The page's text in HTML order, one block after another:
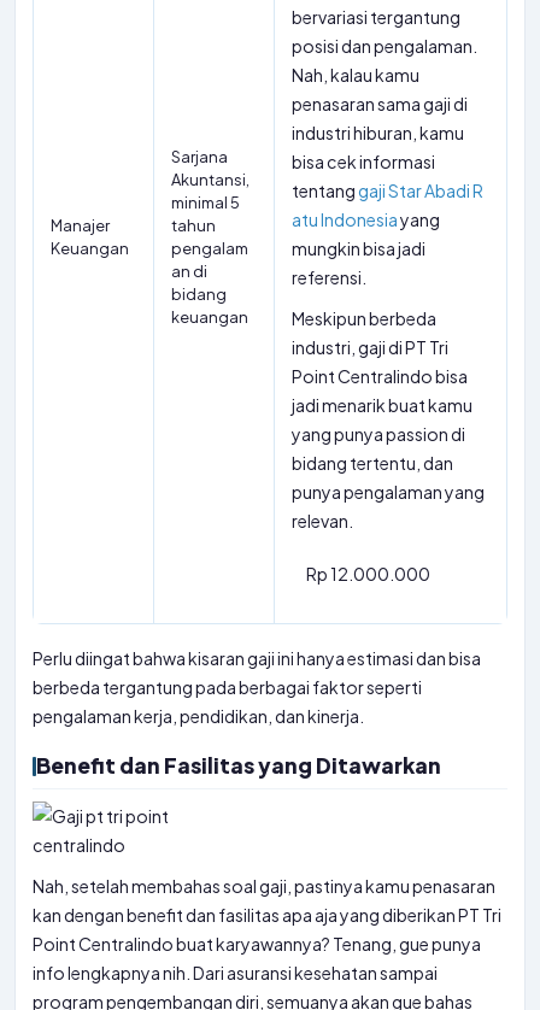
Manajer
Keuangan
Sarjana
Akuntansi,
minimal 5
tahun
pengalam
an di
bidang
keuangan
bervariasi tergantung
posisi dan pengalaman.
Nah, kalau kamu
penasaran sama gaji di
industri hiburan, kamu
bisa cek informasi
tentang gaji Star Abadi R
atu Indonesiayang
mungkin bisa jadi
referensi.
Meskipun berbeda
industri, gaji di PT Tri
Point Centralindo bisa
jadi menarik buat kamu
yang punya passion di
bidang tertentu, dan
punya pengalaman yang
relevan.
Rp 12.000.000
Perlu diingat bahwa kisaran gaji ini hanya estimasi dan bisa
berbeda tergantung pada berbagai faktor seperti
pengalaman kerja, pendidikan, dan kinerja.
Benefit dan Fasilitas yang Ditawarkan
Nah, setelah membahas soal gaji, pastinya kamu penasaran
kan dengan benefit dan fasilitas apa aja yang diberikan PT Tri
Point Centralindo buat karyawannya? Tenang, gue punya
info lengkapnya nih. Dari asuransi kesehatan sampai
program pengembangan diri, semuanya akan gue bahas